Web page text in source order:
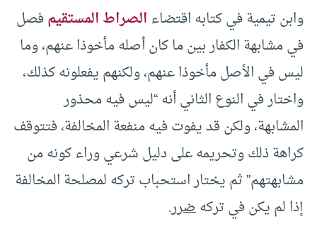
وابن تيمية في كتابه اقتضاءالصراط المستقيمفصل
في مشابهة الكفار بين ما كان أصله مأخوذا عنهم، وما
ليس في الأصل مأخوذا عنهم، ولكنهم يفعلونه كذلك،
واختار في النوع الثاني أنه “ليس فيه محذور
المشابهة، ولكن قد يفوت فيه منفعة المخالفة، فتتوقف
كراهة ذلك وتحريمه على دليل شرعي وراء كونه من
مشابهتهم” ثم يختار استحباب تركه لمصلحة المخالفة
إذا لم يكن في تركهضرر.